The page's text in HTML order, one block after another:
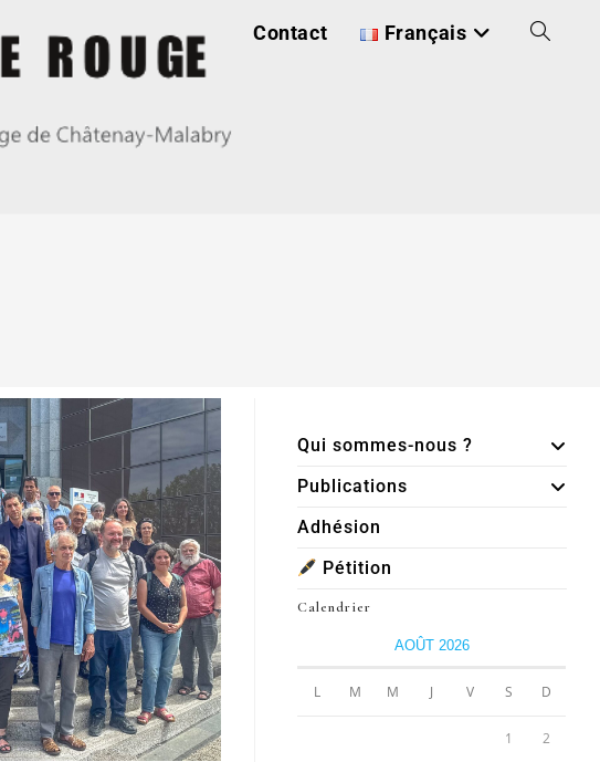
Contact Français
Qui sommes-nous ?
Publications
Adhésion
Pétition
Calendrier
AOÛT 2026
L M M J V S D
1 2